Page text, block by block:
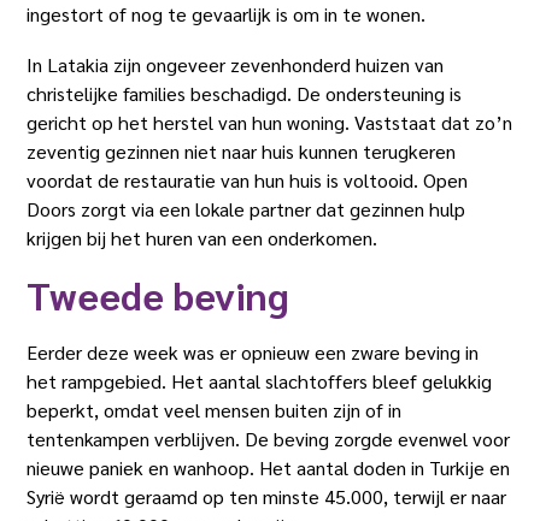
ingestort of nog te gevaarlijk is om in te wonen.
In Latakia zijn ongeveer zevenhonderd huizen van
christelijke families beschadigd. De ondersteuning is
gericht op het herstel van hun woning. Vaststaat dat zo’n
zeventig gezinnen niet naar huis kunnen terugkeren
voordat de restauratie van hun huis is voltooid. Open
Doors zorgt via een lokale partner dat gezinnen hulp
krijgen bij het huren van een onderkomen.
Tweede beving
Eerder deze week was er opnieuw een zware beving in
het rampgebied. Het aantal slachtoffers bleef gelukkig
beperkt, omdat veel mensen buiten zijn of in
tentenkampen verblijven. De beving zorgde evenwel voor
nieuwe paniek en wanhoop. Het aantal doden in Turkije en
Syrië wordt geraamd op ten minste 45.000, terwijl er naar